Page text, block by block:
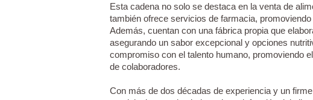
Esta cadena no solo se destaca en la venta de
también ofrece servicios de farmacia,
Además, cuentan con una fábrica propia que
asegurando un sabor excepcional y opciones
compromiso con el talento humano, promoviendo
de colaboradores.
Con más de dos décadas de experiencia y un